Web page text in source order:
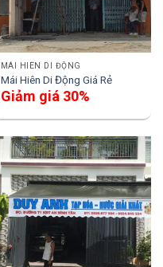
MÁI HIÊN DI ĐỘNG
Mái Hiên Di Động Giá Rẻ
Giảm giá 30%